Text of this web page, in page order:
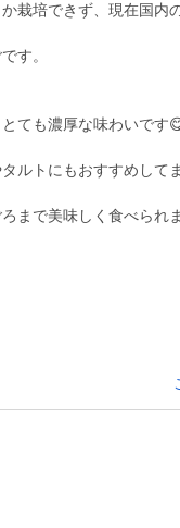
栽培できず、現在国内
す。
ても濃厚な味わいです
ルトにもおすすめしてま
まで美味しく食べられ